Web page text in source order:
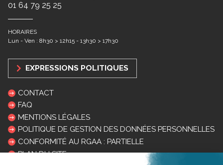
01 64 79 25 25
HORAIRES
Lun - Ven : 8h30 > 12h15 - 13h30 > 17h30
EXPRESSIONS POLITIQUES
CONTACT
FAQ
MENTIONS LÉGALES
POLITIQUE DE GESTION DES DONNÉES PERSONNELLES
CONFORMITÉ AU RGAA : PARTIELLE
PLAN DU SITE